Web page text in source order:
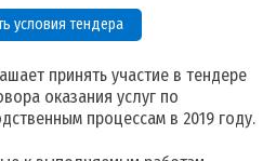
условия тендера
принять участие в тендере
оказания услуг по
процессам в 2019 году.